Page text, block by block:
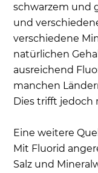
schwarzem und
und
verschiedene
natürlichen
ausreichend
manchen
Dies trifft jedoch
Eine weitere
Mit Fluorid
Salz und